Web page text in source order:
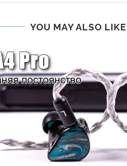
YOU MAY ALSO LIKE